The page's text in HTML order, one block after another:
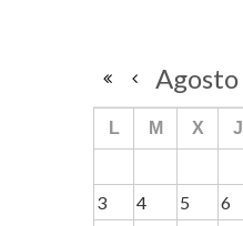
Agosto
L M X J
3
4 5 6